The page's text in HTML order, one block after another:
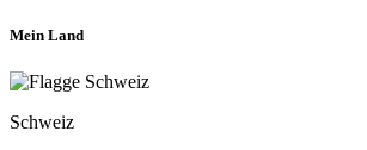
Mein Land
Schweiz